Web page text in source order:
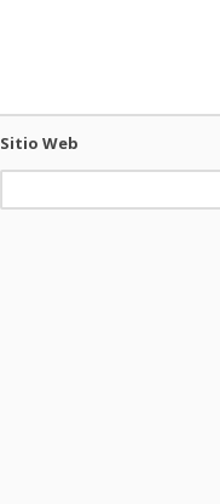
Sitio Web